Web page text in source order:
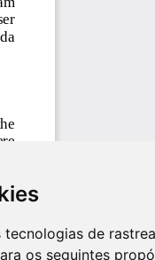
de
os seguintes